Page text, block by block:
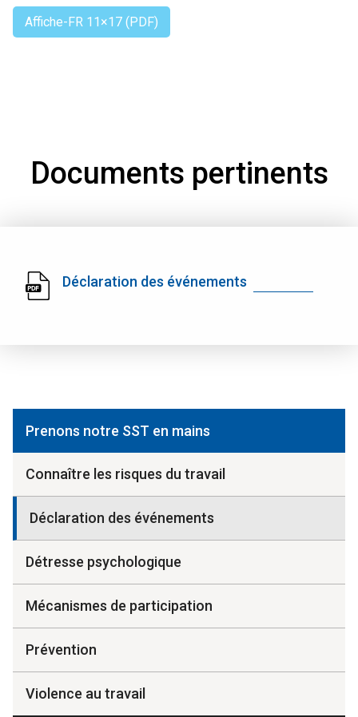
Prenons notre SST en mains
Connaître les risques du travail
Déclaration des événements
Détresse psychologique
Mécanismes de participation
Prévention
Violence au travail
Affiche-FR 11×17 (PDF)
Documents pertinents
Déclaration des événements